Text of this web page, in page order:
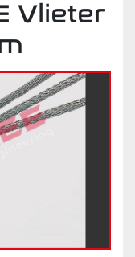
Vlieter